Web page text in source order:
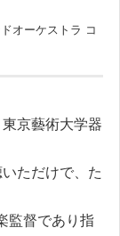
ドオーケス ト ラ コ
東京藝術大学器
いただけで、 た
監督であ り 指